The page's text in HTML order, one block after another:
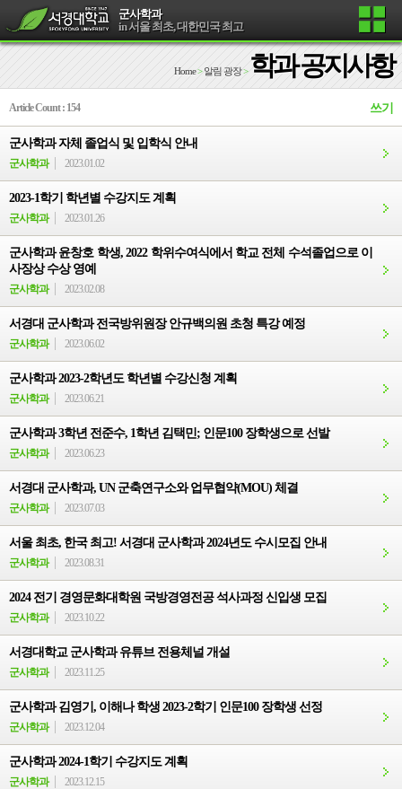
군사학과
in 서울 최초, 대한민국 최고
Home> 알림 광장> 학과 공지사항
Article Count : 154 쓰기
군사학과 자체 졸업식 및 입학식 안내
군사학과 2023.01.02
2023-1학기 학년별 수강지도 계획
군사학과 2023.01.26
군사학과 윤창호 학생, 2022 학위수여식에서 학교 전체 수석졸업으로 이
사장상 수상 영예
군사학과 2023.02.08
서경대 군사학과 전국방위원장 안규백의원 초청 특강 예정
군사학과 2023.06.02
군사학과 2023-2학년도 학년별 수강신청 계획
군사학과 2023.06.21
군사학과 3학년 전준수, 1학년 김택민; 인문100 장학생으로 선발
군사학과 2023.06.23
서경대 군사학과, UN 군축연구소와 업무협약(MOU) 체결
군사학과 2023.07.03
서울 최초, 한국 최고! 서경대 군사학과 2024년도 수시모집 안내
군사학과 2023.08.31
2024 전기 경영문화대학원 국방경영전공 석사과정 신입생 모집
군사학과 2023.10.22
서경대학교 군사학과 유튜브 전용체널 개설
군사학과 2023.11.25
군사학과 김영기, 이해나 학생 2023-2학기 인문100 장학생 선정
군사학과 2023.12.04
군사학과 2024-1학기 수강지도 계획
군사학과 2023.12.15